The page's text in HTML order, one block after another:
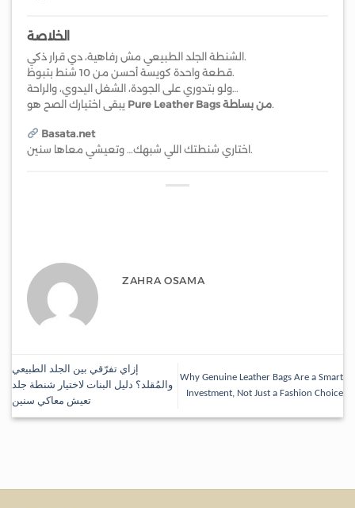
الخلاصة
الشنطة الجلد الطبيعي مش رفاهية، دي قرار ذكي.
قطعة واحدة كويسة أحسن من 10 شنط بتبوظ.
ولو بتدوري على الجودة، الشغل اليدوي، والراحة…
Pure Leather Bags من بساطة.
Basata.net
اختاري شنطتك اللي شبهك… وتعيشي معاها سنين.
ZAHRA OSAMA
إزاي تفرّقي بين الجلد الطبيعي
والمُقلد؟ دليل البنات لاختيار شنطة جلد
تعيش معاكي سنين
Why Genuine Leather Bags Are a Smart
Investment, Not Just a Fashion Choice